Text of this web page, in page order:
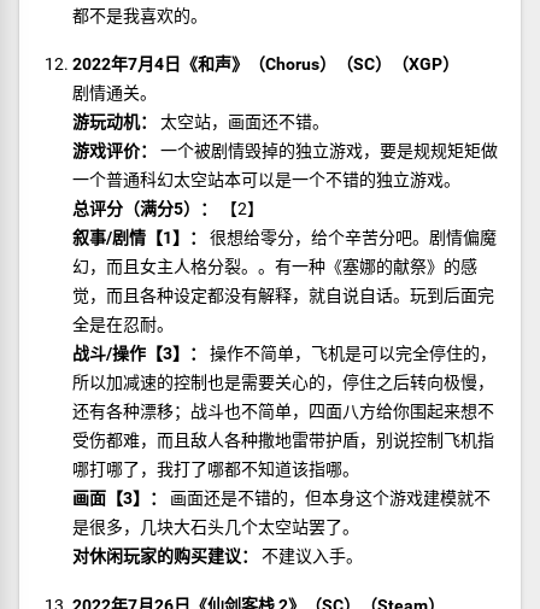
都不是我喜欢的。
2022年7月4日《和声》（Chorus）（SC）（XGP）
剧情通关。
游玩动机：
太空站，画面还不错。
游戏评价：
一个被剧情毁掉的独立游戏，要是规规矩矩做
一个普通科幻太空站本可以是一个不错的独立游戏。
总评分（满分5）：
【2】
叙事/剧情【1】：
很想给零分，给个辛苦分吧。剧情偏魔
幻，而且女主人格分裂。。有一种《塞娜的献祭》的感
觉，而且各种设定都没有解释，就自说自话。玩到后面完
全是在忍耐。
战斗/操作【3】：
操作不简单，飞机是可以完全停住的，
所以加减速的控制也是需要关心的，停住之后转向极慢，
还有各种漂移；战斗也不简单，四面八方给你围起来想不
受伤都难，而且敌人各种撒地雷带护盾，别说控制飞机指
哪打哪了，我打了哪都不知道该指哪。
画面【3】：
画面还是不错的，但本身这个游戏建模就不
是很多，几块大石头几个太空站罢了。
对休闲玩家的购买建议：
不建议入手。